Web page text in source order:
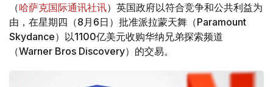
（哈萨克国际通讯社讯）英国政府以符合竞争和公共利益为
由，在星期四（8月6日）批准派拉蒙天舞（Paramount
Skydance）以1100亿美元收购华纳兄弟探索频道
（Warner Bros Discovery）的交易。